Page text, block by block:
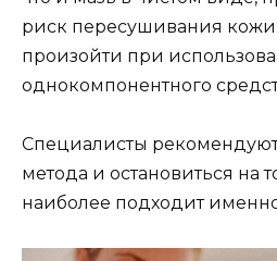
риск пересушивания
произойти при
однокомпонентного
Специалисты
метода и остановиться на
наиболее подходит